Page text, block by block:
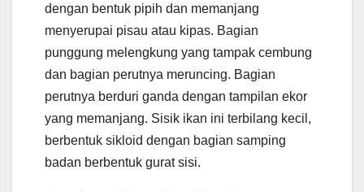
dengan bentuk pipih dan memanjang
menyerupai pisau atau kipas. Bagian
punggung melengkung yang tampak cembung
dan bagian perutnya meruncing. Bagian
perutnya berduri ganda dengan tampilan ekor
yang memanjang. Sisik ikan ini terbilang kecil,
berbentuk sikloid dengan bagian samping
badan berbentuk gurat sisi.